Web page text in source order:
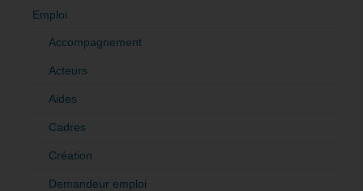
Emploi
Accompagnement
Acteurs
Aides
Cadres
Création
Demandeur emploi